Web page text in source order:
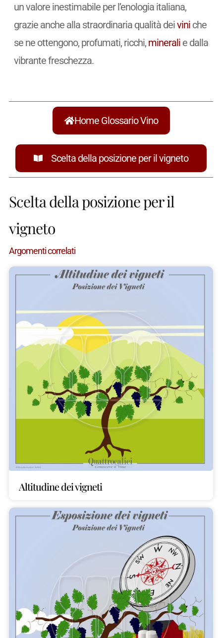
un valore inestimabile per l’enologia italiana,
grazie anche alla straordinaria qualità deiviniche
se ne ottengono, profumati, ricchi, mineralie dalla
vibrante freschezza.
Home Glossario Vino
Scelta della posizione per il vigneto
Scelta della posizione per il
vigneto
Argomenti correlati
Altitudine dei vigneti